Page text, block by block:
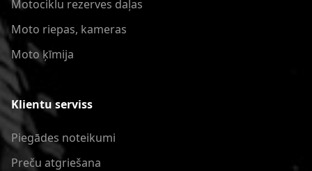
Motociklu rezerves daļas
Moto riepas, kameras
Moto ķīmija
Klientu serviss
Piegādes noteikumi
Preču atgriešana